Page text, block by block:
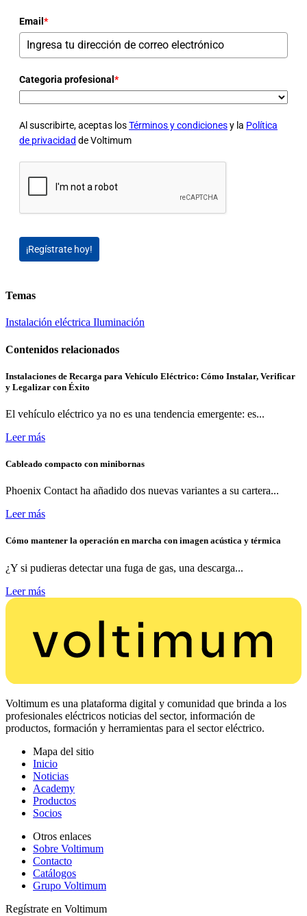
Email *
Categoria profesional *
Al suscribirte, aceptas losTérminos y condicionesy la Política
de privacidad de Voltimum
¡Regístrate hoy!
Temas
Instalación eléctrica Iluminación
Contenidos relacionados
Instalaciones de Recarga para Vehículo Eléctrico: Cómo Instalar, Verificar
y Legalizar con Éxito
El vehículo eléctrico ya no es una tendencia emergente: es...
Leer más
Cableado compacto con minibornas
Phoenix Contact ha añadido dos nuevas variantes a su cartera...
Leer más
Cómo mantener la operación en marcha con imagen acústica y térmica
¿Y si pudieras detectar una fuga de gas, una descarga...
Leer más
Voltimum es una plataforma digital y comunidad que brinda a los
profesionales eléctricos noticias del sector, información de
productos, formación y herramientas para el sector eléctrico.
Mapa del sitio
Inicio
Noticias
Academy
Productos
Socios
Otros enlaces
Sobre Voltimum
Contacto
Catálogos
Grupo Voltimum
Regístrate en Voltimum